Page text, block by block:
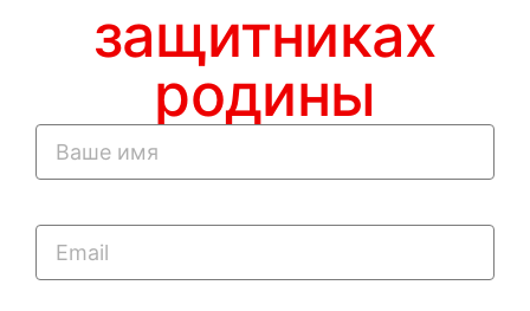
защитниках
родины